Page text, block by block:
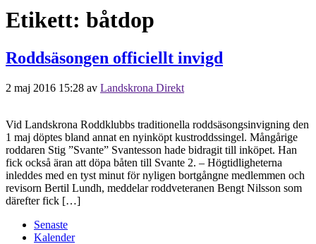
Etikett: båtdop
Roddsäsongen officiellt invigd
2 maj 2016 15:28 av Landskrona Direkt
Vid Landskrona Roddklubbs traditionella roddsäsongsinvigning den
1 maj döptes bland annat en nyinköpt kustroddssingel. Mångårige
roddaren Stig ”Svante” Svantesson hade bidragit till inköpet. Han
fick också äran att döpa båten till Svante 2. – Högtidligheterna
inleddes med en tyst minut för nyligen bortgångne medlemmen och
revisorn Bertil Lundh, meddelar roddveteranen Bengt Nilsson som
därefter fick […]
Senaste
Kalender